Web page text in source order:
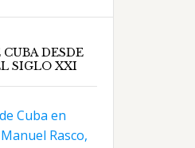
DESDE
SIGLO XXI